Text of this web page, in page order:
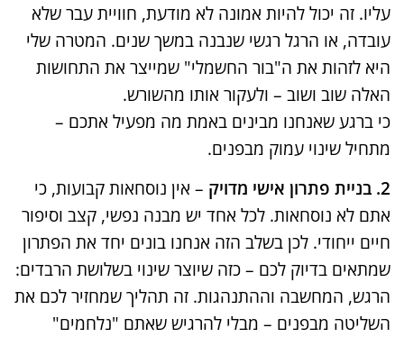
עליו. זה יכול להיות אמונה לא מודעת, חוויית עבר שלא
עובדה, או הרגל רגשי שנבנה במשך שנים. המטרה שלי
היא לזהות את ה"בור החשמלי" שמייצר את התחושות
האלה שוב ושוב – ולעקור אותו מהשורש.
כי ברגע שאנחנו מבינים באמת מה מפעיל אתכם –
מתחיל שינוי עמוק מבפנים.
2. בניית פתרון אישי מדויק
– אין נוסחאות קבועות, כי
אתם לא נוסחאות. לכל אחד יש מבנה נפשי, קצב וסיפור
חיים ייחודי. לכן בשלב הזה אנחנו בונים יחד את הפתרון
שמתאים בדיוק לכם – כזה שיוצר שינוי בשלושת הרבדים:
הרגש, המחשבה וההתנהגות. זה תהליך שמחזיר לכם את
השליטה מבפנים – מבלי להרגיש שאתם "נלחמים"